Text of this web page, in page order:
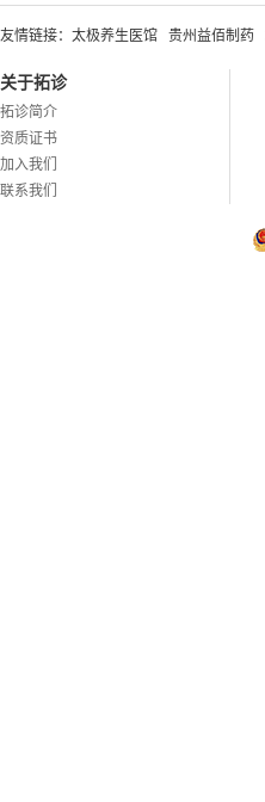
友情链接： 太极养生医馆 贵州益佰制药
关于拓诊
拓诊简介
资质证书
加入我们
联系我们